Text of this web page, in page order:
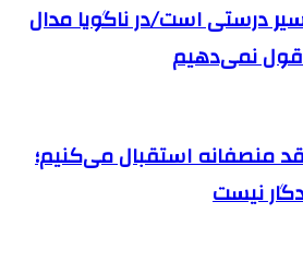
درستی است/در ناگویا مدال
نمی‌دهیم
منصفانه استقبال می‌کنیم؛
نیست